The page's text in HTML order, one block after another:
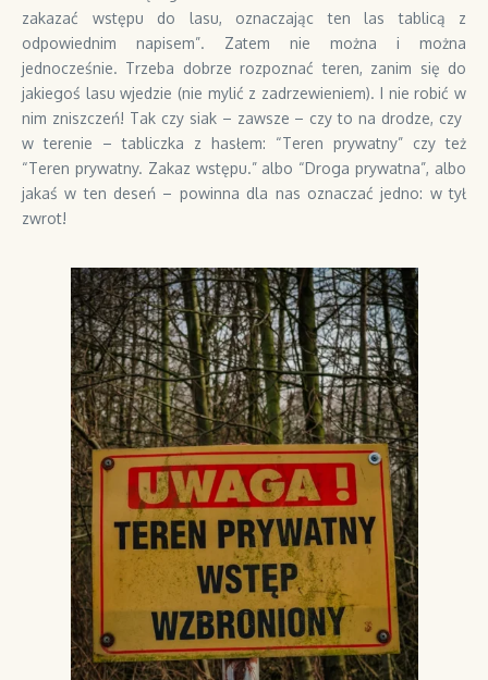
zakazać wstępu do lasu, oznaczając ten las tablicą z
odpowiednim napisem”. Zatem nie można i można
jednocześnie. Trzeba dobrze rozpoznać teren, zanim się do
jakiegoś lasu wjedzie (nie mylić z zadrzewieniem). I nie robić w
nim zniszczeń! Tak czy siak – zawsze – czy to na drodze, czy
w terenie – tabliczka z hasłem: “Teren prywatny” czy też
“Teren prywatny. Zakaz wstępu.” albo “Droga prywatna”, albo
jakaś w ten deseń – powinna dla nas oznaczać jedno: w tył
zwrot!